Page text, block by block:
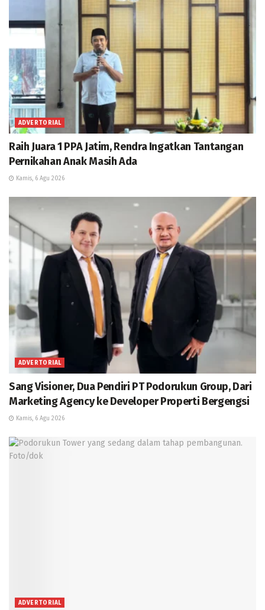
ADVERTORIAL
Raih Juara 1 PPA Jatim, Rendra Ingatkan Tantangan
Pernikahan Anak Masih Ada
Kamis, 6 Agu 2026
ADVERTORIAL
Sang Visioner, Dua Pendiri PT Podorukun Group, Dari
Marketing Agency ke Developer Properti Bergengsi
Kamis, 6 Agu 2026
ADVERTORIAL